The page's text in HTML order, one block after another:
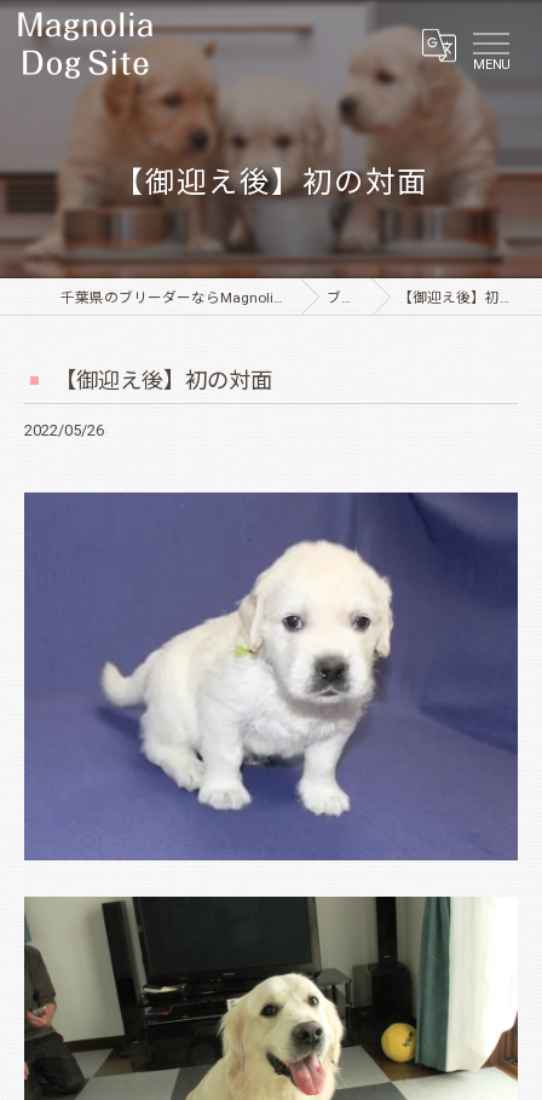
MENU
【御迎え後】初の対面
千葉県のブリーダーならMagnolia Dog Site ブログ 【御迎え後】初の対面
【御迎え後】初の対面
2022/05/26